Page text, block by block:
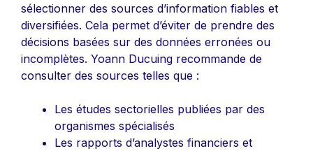
sélectionner des sources d’information fiables et
diversifiées. Cela permet d’éviter de prendre des
décisions basées sur des données erronées ou
incomplètes. Yoann Ducuing recommande de
consulter des sources telles que :
Les études sectorielles publiées par des
organismes spécialisés
Les rapports d’analystes financiers et